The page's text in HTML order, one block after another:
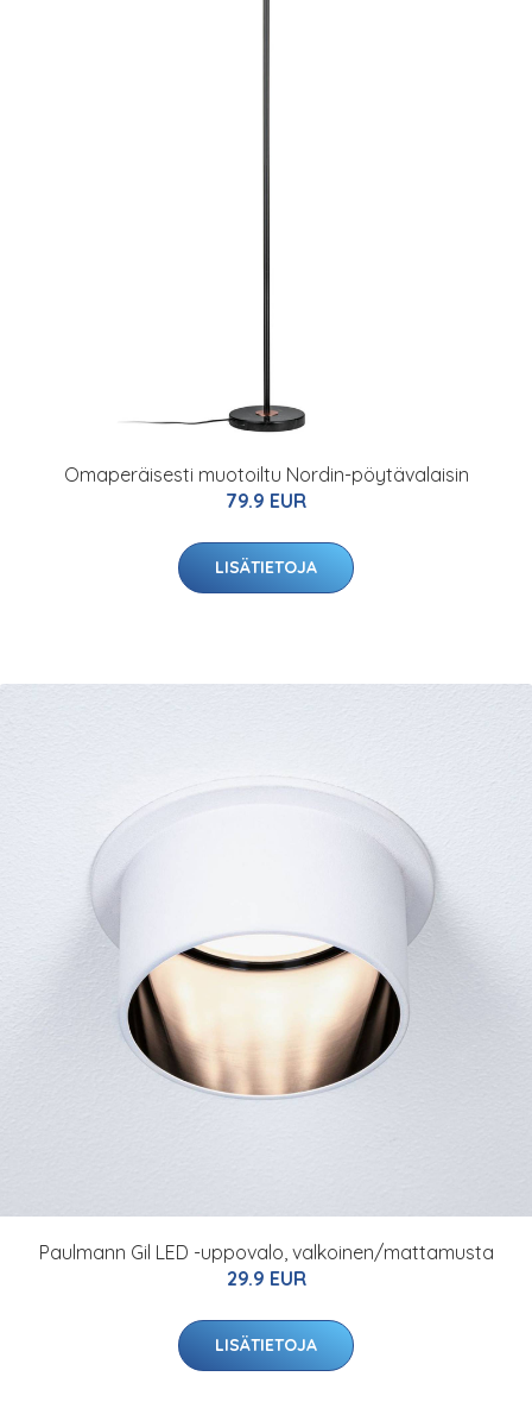
Omaperäisesti muotoiltu Nordin-pöytävalaisin
79.9 EUR
LISÄTIETOJA
Paulmann Gil LED -uppovalo, valkoinen/mattamusta
29.9 EUR
LISÄTIETOJA